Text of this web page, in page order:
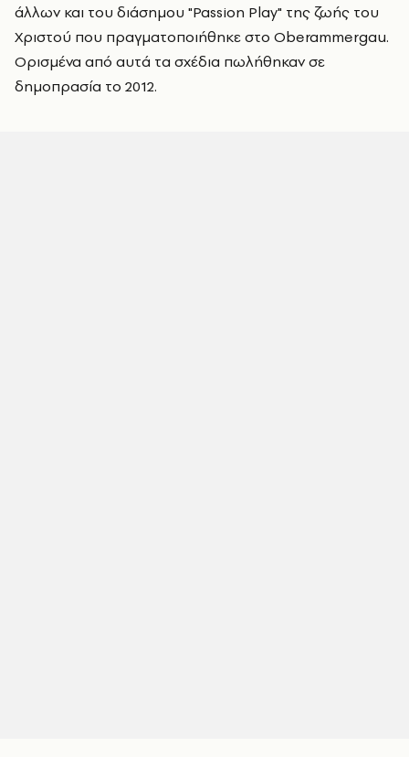
άλλων και του διάσημου "Passion Play" της ζωής του
Χριστού που πραγματοποιήθηκε στο Oberammergau.
Ορισμένα από αυτά τα σχέδια πωλήθηκαν σε
δημοπρασία το 2012.